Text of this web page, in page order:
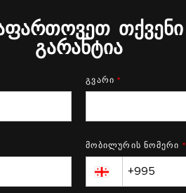
თქვენი
გარანტია
გვარი *
მობილურის ნომერი *